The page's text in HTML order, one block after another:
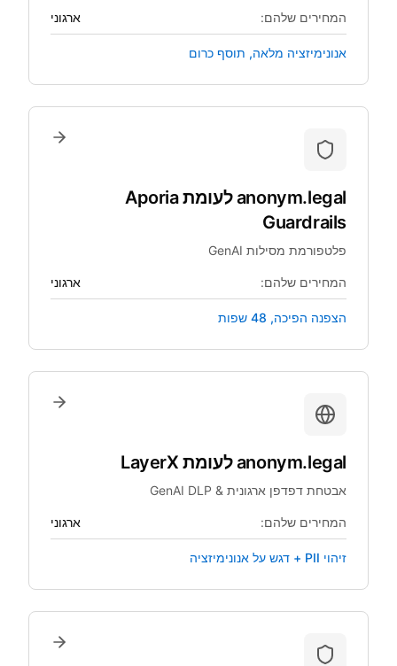
המחירים שלהם: ארגוני
אנונימיזציה מלאה, תוסף כרום
anonym.legal לעומתAporia
Guardrails
פלטפורמת מסילות GenAI
המחירים שלהם: ארגוני
הצפנה הפיכה, 48 שפות
anonym.legal לעומת LayerX
אבטחת דפדפן ארגונית & GenAI DLP
המחירים שלהם: ארגוני
זיהוי PII + דגש על אנונימיזציה